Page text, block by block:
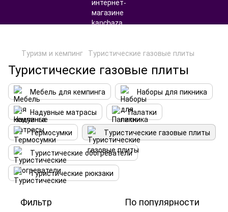
Туризм и кемпинг Туристические газовые плиты
Туристические газовые плиты
Мебель для кемпинга
Наборы для пикника
Надувные матрасы
Палатки
Термосумки
Туристические газовые плиты
Туристические обогреватели
Туристические рюкзаки
Фильтр По популярности